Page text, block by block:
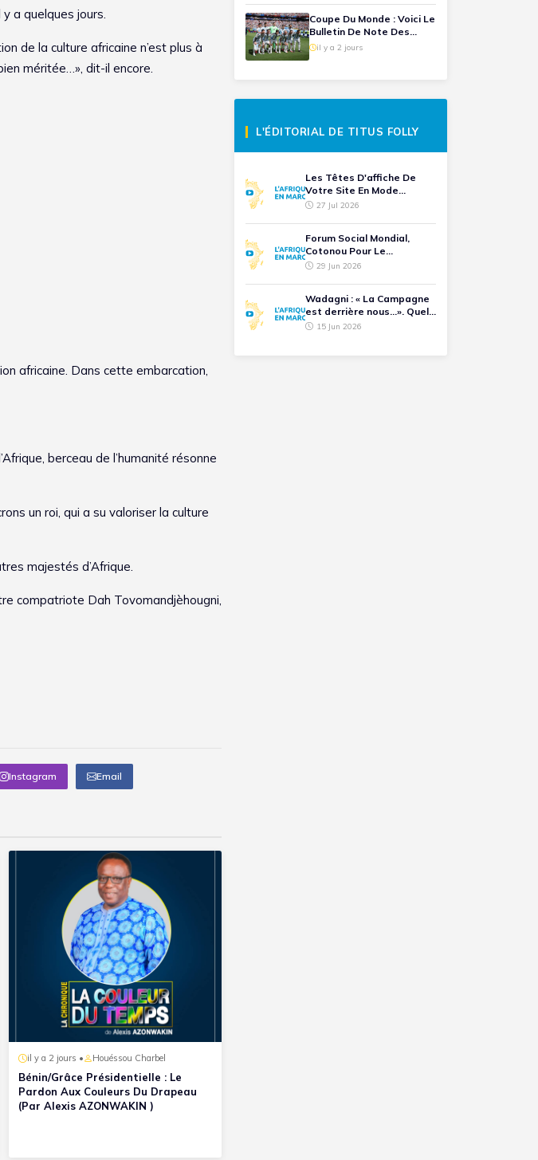
y a quelques jours.
de la culture africaine n’est plus à
méritée…», dit-il encore.
africaine. Dans cette embarcation,
berceau de l’humanité résonne
un roi, qui a su valoriser la culture
majestés d’Afrique.
compatriote Dah Tovomandjèhougni,
Instagram Email
il y a 2 jours • Houéssou Charbel
Bénin/Grâce Présidentielle : Le
Pardon Aux Couleurs Du Drapeau
(Par Alexis AZONWAKIN )
Coupe Du Monde : Voici Le
Bulletin De Note Des
Joueurs Argentins Lors
il y a 2 jours
L'ÉDITORIAL DE TITUS FOLLY
Les Têtes D'affiche De
Votre Site En Mode...
27 Jul 2026
Forum Social Mondial,
Cotonou Pour Le
Battement De Cœur D'une
29 Jun 2026
Wadagni : « La Campagne
est derrière nous...». Quel
Avenir Pour Les
15 Jun 2026